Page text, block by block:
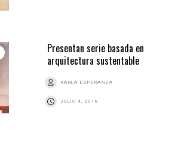
Presentan serie basada en
arquitectura sustentable
KARLA ESPERANZA
JULIO 4, 2018